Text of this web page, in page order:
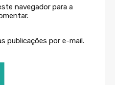
navegador para a
publicações por e-mail.